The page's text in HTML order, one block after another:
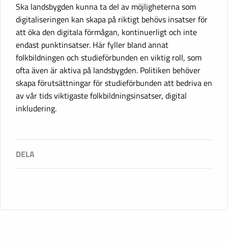
Ska landsbygden kunna ta del av möjligheterna som
digitaliseringen kan skapa på riktigt behövs insatser för
att öka den digitala förmågan, kontinuerligt och inte
endast punktinsatser. Här fyller bland annat
folkbildningen och studieförbunden en viktig roll, som
ofta även är aktiva på landsbygden. Politiken behöver
skapa förutsättningar för studieförbunden att bedriva en
av vår tids viktigaste folkbildningsinsatser, digital
inkludering.